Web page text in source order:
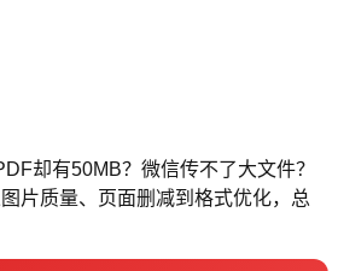
却有50MB？微信传不了大文件？
片质量、页面删减到格式优化，总